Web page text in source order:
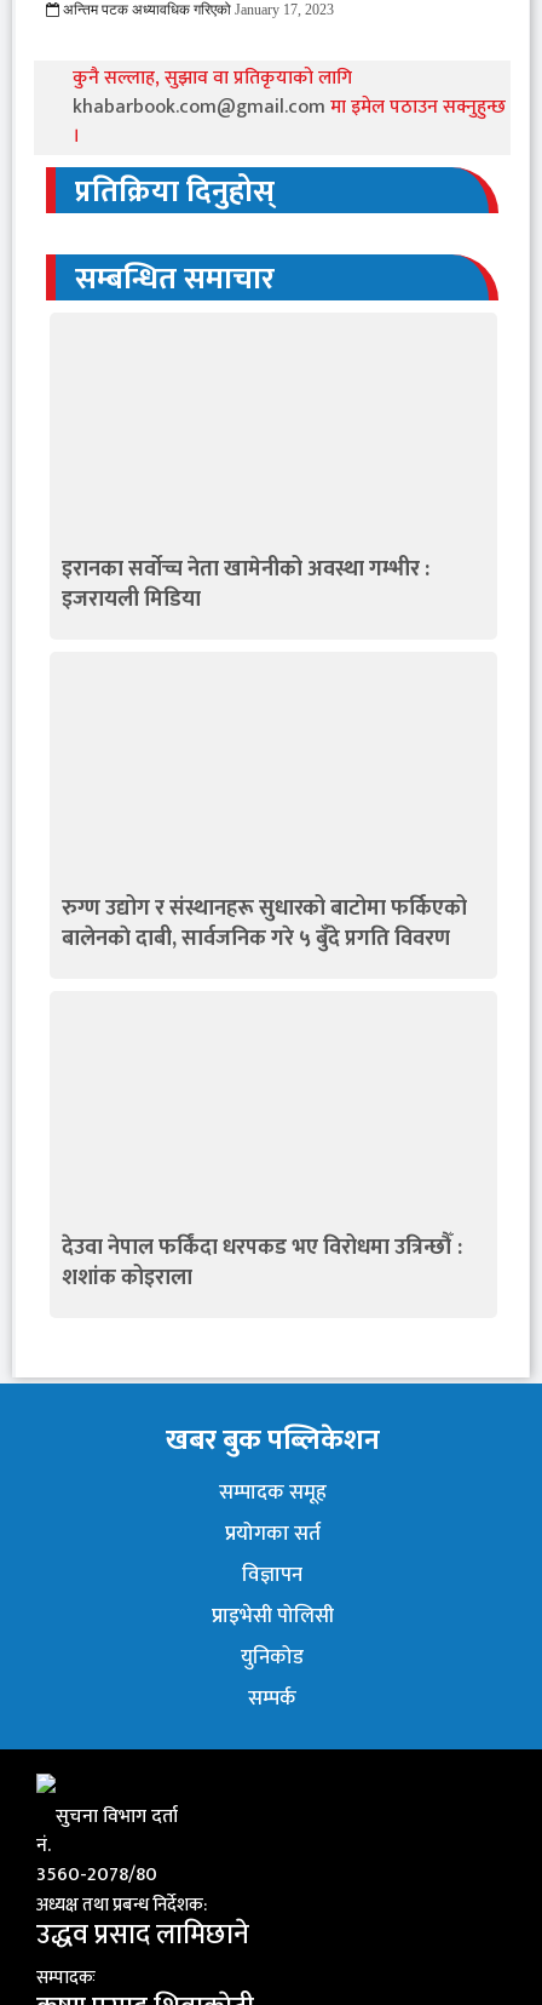
अन्तिम पटक अध्यावधिक गरिएको January 17, 2023
कुनै सल्लाह, सुझाव वा प्रतिकृयाको लागि
khabarbook.com@gmail.comमा इमेल पठाउन सक्नुहुन्छ
।
प्रतिक्रिया दिनुहोस्
सम्बन्धित समाचार
इरानका सर्वोच्च नेता खामेनीको अवस्था गम्भीर :
इजरायली मिडिया
रुग्ण उद्योग र संस्थानहरू सुधारको बाटोमा फर्किएको
बालेनकाे दाबी, सार्वजनिक गरे ५ बुँदे प्रगति विवरण
देउवा नेपाल फर्किंदा धरपकड भए विरोधमा उत्रिन्छौँ :
शशांक कोइराला
खबर बुक पब्लिकेशन
सम्पादक समूह
प्रयोगका सर्त
विज्ञापन
प्राइभेसी पोलिसी
युनिकोड
सम्पर्क
सुचना विभाग दर्ता
नं.
3560-2078/80
अध्यक्ष तथा प्रबन्ध निर्देशक:
उद्धव प्रसाद लामिछाने
सम्पादकः